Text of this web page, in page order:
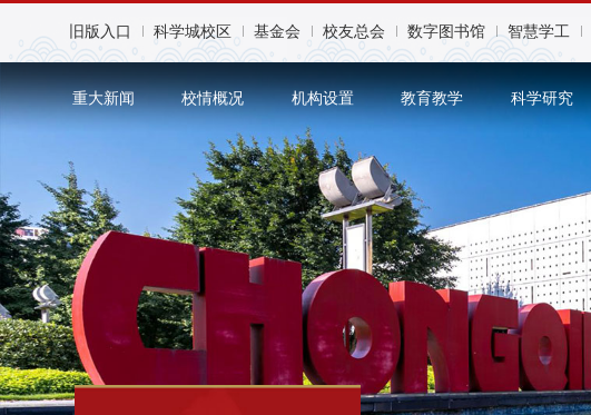
旧版入口 科学城校区 基金会 校友总会 数字图书馆 智慧学工
重大新闻 校情概况 机构设置 教育教学 科学研究